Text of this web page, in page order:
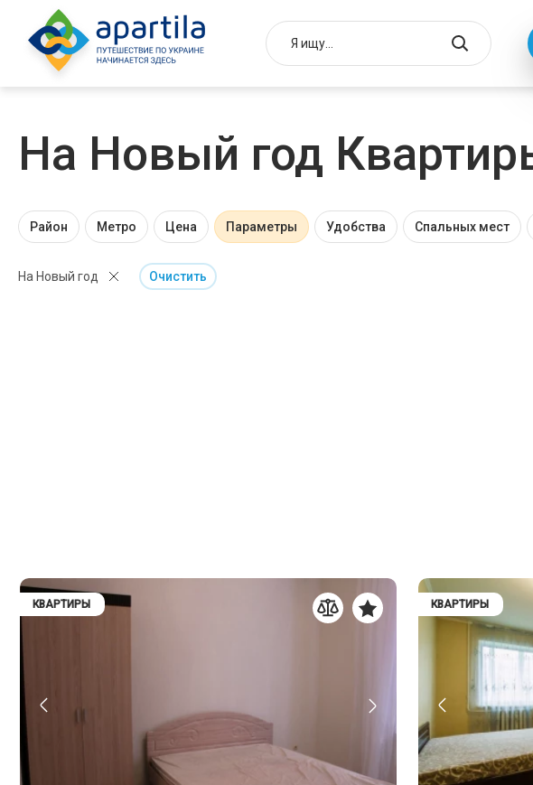
На Новый год
Район Метро Цена Параметры Удобства Спальных мест
На Новый год Очистить
КВАРТИРЫ КВАРТИРЫ